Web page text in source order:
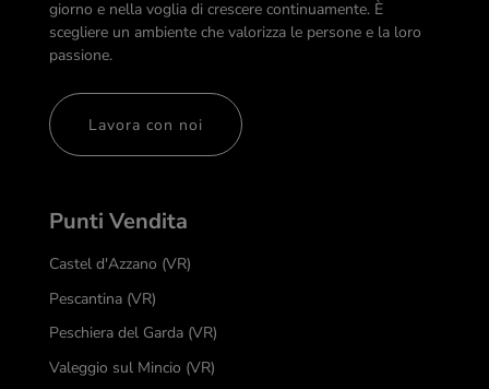
Punti Vendita
Castel d'Azzano (VR)
Pescantina (VR)
Peschiera del Garda (VR)
Valeggio sul Mincio (VR)
giorno e nella voglia di crescere continuamente. È
scegliere un ambiente che valorizza le persone e la loro
passione.
Lavora con noi